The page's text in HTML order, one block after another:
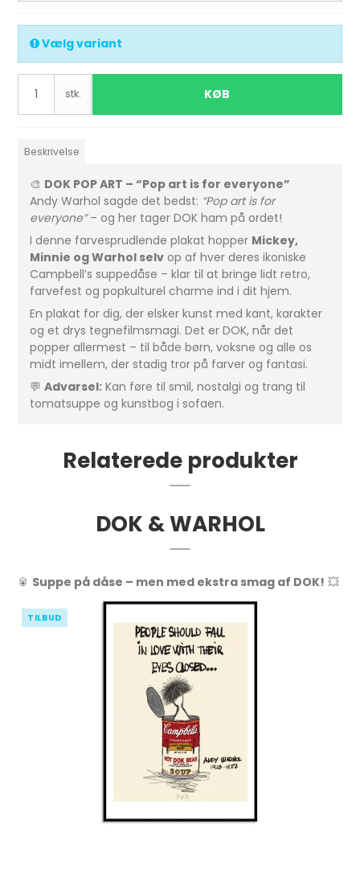
Vælg variant
stk. KØB
Beskrivelse
🎨 DOK POP ART – “Pop art is for everyone”
Andy Warhol sagde det bedst: “Pop art is for
everyone”– og her tager DOK ham på ordet!
I denne farvesprudlende plakat hopper Mickey,
Minnie og Warhol selv op af hver deres ikoniske
Campbell’s suppe­dåse – klar til at bringe lidt retro,
farvefest og popkulturel charme ind i dit hjem.
En plakat for dig, der elsker kunst med kant, karakter
og et drys tegnefilmsmagi. Det er DOK, når det
popper allermest – til både børn, voksne og alle os
midt imellem, der stadig tror på farver og fantasi.
💬Advarsel: Kan føre til smil, nostalgi og trang til
tomatsuppe og kunstbog i sofaen.
Relaterede produkter
DOK & WARHOL
🥫 Suppe på dåse – men med ekstra smag af DOK! 💥
TILBUD